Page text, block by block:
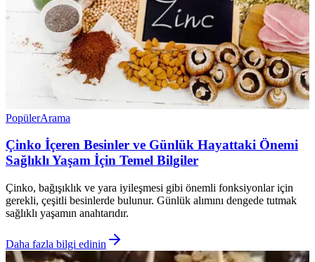
PopülerArama
Çinko İçeren Besinler ve Günlük Hayattaki Önemi
Sağlıklı Yaşam İçin Temel Bilgiler
Çinko, bağışıklık ve yara iyileşmesi gibi önemli fonksiyonlar için
gerekli, çeşitli besinlerde bulunur. Günlük alımını dengede tutmak
sağlıklı yaşamın anahtarıdır.
Daha fazla bilgi edinin